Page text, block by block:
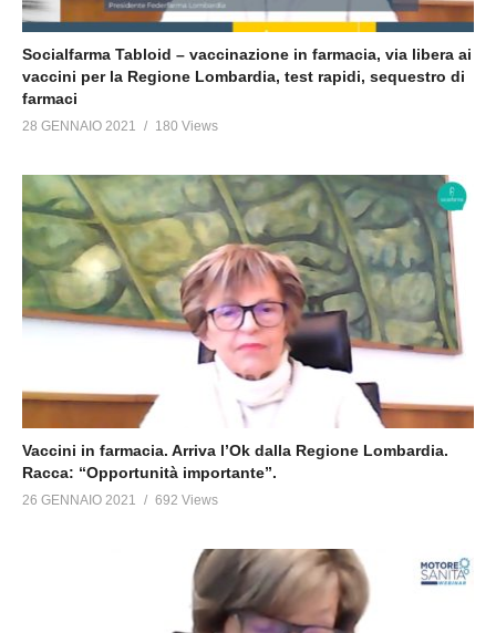
Socialfarma Tabloid – vaccinazione in farmacia, via libera ai
vaccini per la Regione Lombardia, test rapidi, sequestro di
farmaci
28 GENNAIO 2021 180 Views
Vaccini in farmacia. Arriva l’Ok dalla Regione Lombardia.
Racca: “Opportunità importante”.
26 GENNAIO 2021 692 Views